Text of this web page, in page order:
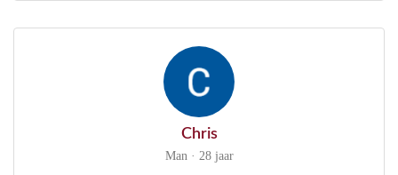
Chris
Man · 28 jaar